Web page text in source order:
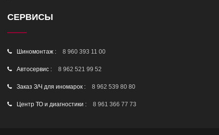
СЕРВИСЫ
Шиномонтаж : 8 960 393 11 00
Автосервис : 8 962 521 99 52
Заказ З/Ч для иномарок : 8 962 539 80 80
Центр ТО и диагностики : 8 961 366 77 73